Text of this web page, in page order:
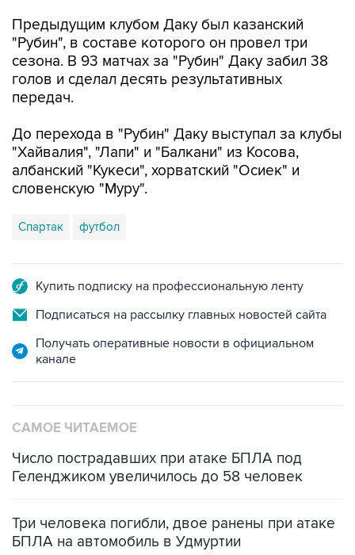
Предыдущим клубом Даку был казанский
"Рубин", в составе которого он провел три
сезона. В 93 матчах за "Рубин" Даку забил 38
голов и сделал десять результативных
передач.
До перехода в "Рубин" Даку выступал за клубы
"Хайвалия", "Лапи" и "Балкани" из Косова,
албанский "Кукеси", хорватский "Осиек" и
словенскую "Муру".
Спартак футбол
Купить подписку на профессиональную ленту
Подписаться на рассылку главных новостей сайта
Получать оперативные новости в официальном
канале
САМОЕ ЧИТАЕМОЕ
Число пострадавших при атаке БПЛА под
Геленджиком увеличилось до 58 человек
Три человека погибли, двое ранены при атаке
БПЛА на автомобиль в Удмуртии